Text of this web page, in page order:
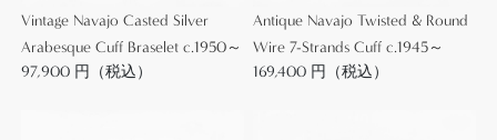
光を持っています。
それにより生み出されるプリミティブで武骨な作品
の表情は、やはりアンティークインディアンジュエ
Vintage Navajo Casted Silver
Arabesque Cuff Braselet c.1950～
97,900 円（税込）
Antique Navajo Twisted & Round
Wire 7-Strands Cuff c.1945～
169,400 円（税込）